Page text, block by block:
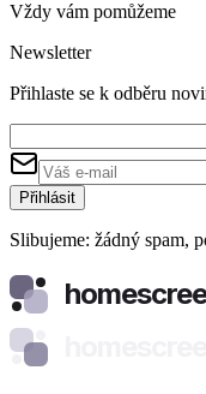
Vždy vám pomůžeme
Newsletter
Přihlaste se k odběru
Přihlásit
Slibujeme: žádný spam,